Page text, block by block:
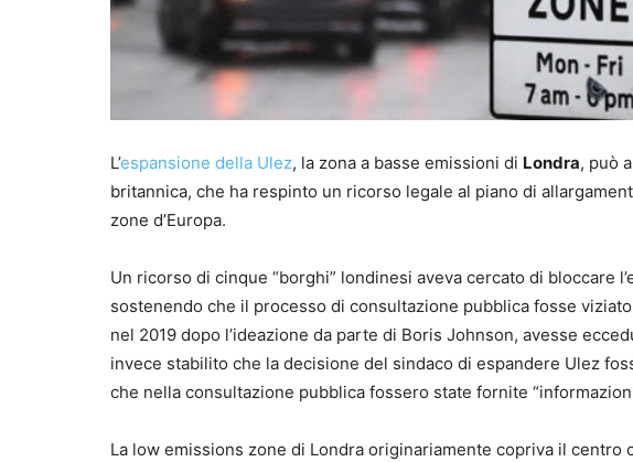
L’espansione della Ulez, la zona a basse emissioni di Londra, può
britannica, che ha respinto un ricorso legale al piano di
zone d’Europa.
Un ricorso di cinque “borghi” londinesi aveva cercato di bloccare
sostenendo che il processo di consultazione pubblica fosse
nel 2019 dopo l’ideazione da parte di Boris Johnson, avesse
invece stabilito che la decisione del sindaco di espandere Ulez
che nella consultazione pubblica fossero state fornite
La low emissions zone di Londra originariamente copriva il centro